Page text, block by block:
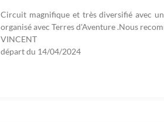
Circuit magnifique et très diversifié avec
organisé avec Terres d'Aventure .Nous
VINCENT
départ du 14/04/2024